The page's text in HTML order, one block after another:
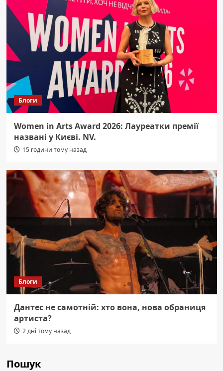
Блоги
Women in Arts Award 2026: Лауреатки премії
названі у Києві. NV.
15 години тому назад
Блоги
Дантес не самотній: хто вона, нова обраниця
артиста?
2 дні тому назад
Пошук